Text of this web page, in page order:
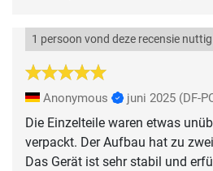
1 persoon vond deze recensie nuttig
Anonymous juni 2025 (DF-
Die Einzelteile waren etwas
verpackt. Der Aufbau hat zu
Das Gerät ist sehr stabil und